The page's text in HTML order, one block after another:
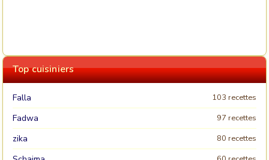
Top cuisiniers
Falla 103 recettes
Fadwa 97 recettes
zika 80 recettes